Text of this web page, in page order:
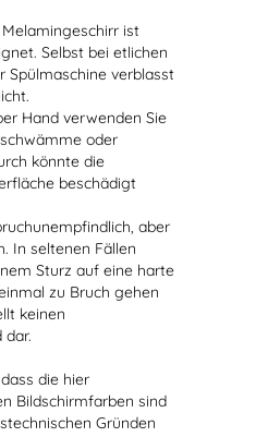
Melamingeschirr ist
Selbst bei etlichen
Spülmaschine verblasst
Hand verwenden Sie
oder
könnte die
beschädigt
aber
In seltenen Fällen
Sturz auf eine harte
zu Bruch gehen
keinen
dar.
die hier
Bildschirmfarben sind
Gründen